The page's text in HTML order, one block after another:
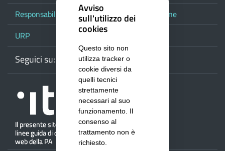
Responsabile del procedimento di pubblicazione
URP
Seguici su: WebmailFacebook
Youtube
Avviso
sull'utilizzo dei
cookies
Questo sito non
utilizza tracker o
cookie diversi da
quelli tecnici
strettamente
necessari al suo
funzionamento. Il
consenso al
trattamento non è
richiesto.